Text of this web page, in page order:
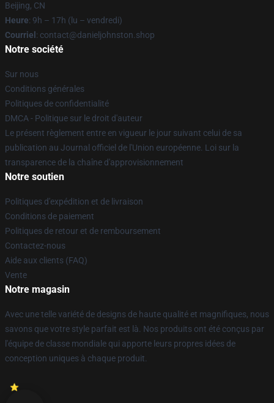
Beijing, CN
Heure: 9h – 17h (lu – vendredi)
Courriel : contact@danieljohnston.shop
Notre société
Sur nous
Conditions générales
Politiques de confidentialité
DMCA - Politique sur le droit d'auteur
Le présent règlement entre en vigueur le jour suivant celui de sa
publication au Journal officiel de l'Union européenne. Loi sur la
transparence de la chaîne d'approvisionnement
Notre soutien
Politiques d'expédition et de livraison
Conditions de paiement
Politiques de retour et de remboursement
Contactez-nous
Aide aux clients (FAQ)
Vente
Notre magasin
Avec une telle variété de designs de haute qualité et magnifiques, nous
savons que votre style parfait est là. Nos produits ont été conçus par
l'équipe de classe mondiale qui apporte leurs propres idées de
conception uniques à chaque produit.